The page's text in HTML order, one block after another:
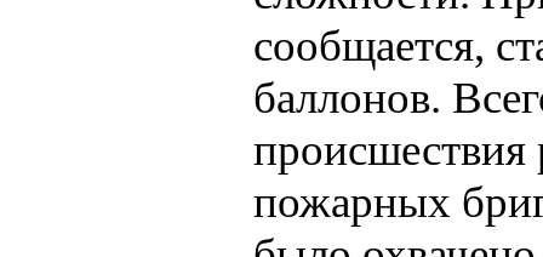
сообщается,
баллонов.
происшествия
пожарных